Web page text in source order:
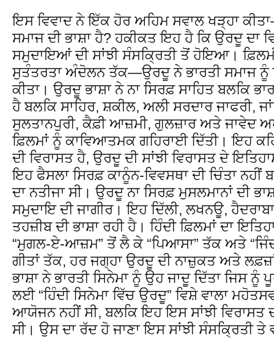
ਇਸ ਵਿਵਾਦ ਨੇ ਇੱਕ ਹੋਰ ਅਹਿਮ ਸਵਾਲ ਖੜ੍ਹਾ
ਸਮਾਜ ਦੀ ਭਾਸ਼ਾ ਹੈ? ਹਕੀਕਤ ਇਹ ਹੈ ਕਿ ਉਰਦੂ ਦਾ
ਸਮੁਦਾਇਆਂ ਦੀ ਸਾਂਝੀ ਸੰਸਕ੍ਰਿਤੀ ਤੋਂ ਹੋਇਆ।
ਸੁਤੰਤਰਤਾ ਅੰਦੋਲਨ ਤੱਕ—ਉਰਦੂ ਨੇ ਭਾਰਤੀ ਸਮਾਜ ਨੂੰ
ਕੀਤਾ। ਉਰਦੂ ਭਾਸ਼ਾ ਨੇ ਨਾ ਸਿਰਫ਼ ਸਾਹਿਤ ਬਲਕਿ
ਹੈ ਬਲਕਿ ਸਾਹਿਰ, ਸ਼ਕੀਲ, ਅਲੀ ਸਰਦਾਰ ਜਾਫਰੀ,
ਸੁਲਤਾਨਪੁਰੀ, ਕੈਫ਼ੀ ਆਜ਼ਮੀ, ਗੁਲਜ਼ਾਰ ਅਤੇ ਜਾਵੇਦ
ਫ਼ਿਲਮਾਂ ਨੂੰ ਕਾਵਿਆਤਮਕ ਗਹਿਰਾਈ ਦਿੱਤੀ। ਇਹ
ਦੀ ਵਿਰਾਸਤ ਹੈ, ਉਰਦੂ ਦੀ ਸਾਂਝੀ ਵਿਰਾਸਤ ਦੇ
ਇਹ ਫੈਸਲਾ ਸਿਰਫ਼ ਕਾਨੂੰਨ-ਵਿਵਸਥਾ ਦੀ ਚਿੰਤਾ ਨਹੀਂ
ਦਾ ਨਤੀਜਾ ਸੀ। ਉਰਦੂ ਨਾ ਸਿਰਫ਼ ਮੁਸਲਮਾਨਾਂ ਦੀ
ਸਮੁਦਾਇ ਦੀ ਜਾਗੀਰ। ਇਹ ਦਿੱਲੀ, ਲਖਨਊ,
ਤਹਜ਼ੀਬ ਦੀ ਭਾਸ਼ਾ ਰਹੀ ਹੈ। ਹਿੰਦੀ ਫ਼ਿਲਮਾਂ ਦਾ
“ਮੁਗਲ-ਏ-ਆਜ਼ਮ” ਤੋਂ ਲੈ ਕੇ “ਪਿਆਸਾ” ਤੱਕ ਅਤੇ
ਗੀਤਾਂ ਤੱਕ, ਹਰ ਜਗ੍ਹਾ ਉਰਦੂ ਦੀ ਨਾਜ਼ੁਕਤ ਅਤੇ
ਭਾਸ਼ਾ ਨੇ ਭਾਰਤੀ ਸਿਨੇਮਾ ਨੂੰ ਉਹ ਜਾਦੂ ਦਿੱਤਾ ਜਿਸ
ਲਈ “ਹਿੰਦੀ ਸਿਨੇਮਾ ਵਿੱਚ ਉਰਦੂ” ਵਿਸ਼ੇ ਵਾਲਾ
ਆਯੋਜਨ ਨਹੀਂ ਸੀ, ਬਲਕਿ ਇਹ ਇਸ ਸਾਂਝੀ ਵਿਰਾਸਤ
ਸੀ। ਉਸ ਦਾ ਰੱਦ ਹੋ ਜਾਣਾ ਇਸ ਸਾਂਝੀ ਸੰਸਕ੍ਰਿਤੀ ਤੇ